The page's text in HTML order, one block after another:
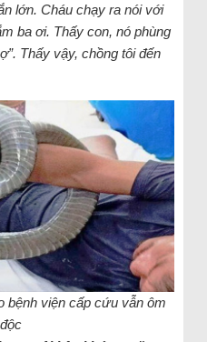
lớn. Cháu chạy ra nói với
ba ơi. Thấy con, nó phùng
Thấy vậy, chồng tôi đến
bệnh viện cấp cứu vẫn ôm